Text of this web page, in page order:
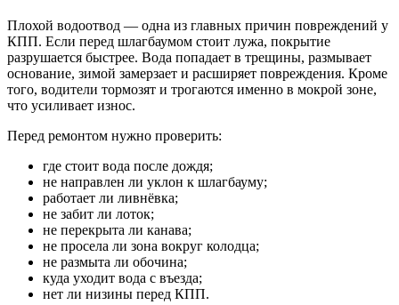
Плохой водоотвод — одна из главных причин повреждений у
КПП. Если перед шлагбаумом стоит лужа, покрытие
разрушается быстрее. Вода попадает в трещины, размывает
основание, зимой замерзает и расширяет повреждения. Кроме
того, водители тормозят и трогаются именно в мокрой зоне,
что усиливает износ.
Перед ремонтом нужно проверить:
где стоит вода после дождя;
не направлен ли уклон к шлагбауму;
работает ли ливнёвка;
не забит ли лоток;
не перекрыта ли канава;
не просела ли зона вокруг колодца;
не размыта ли обочина;
куда уходит вода с въезда;
нет ли низины перед КПП.